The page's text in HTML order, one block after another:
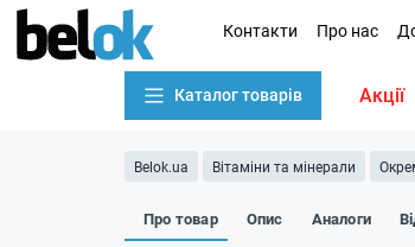
Контакти Про нас
Каталог товарів Акції
Belok.ua Вітаміни та мінерали
Про товар Опис Аналоги